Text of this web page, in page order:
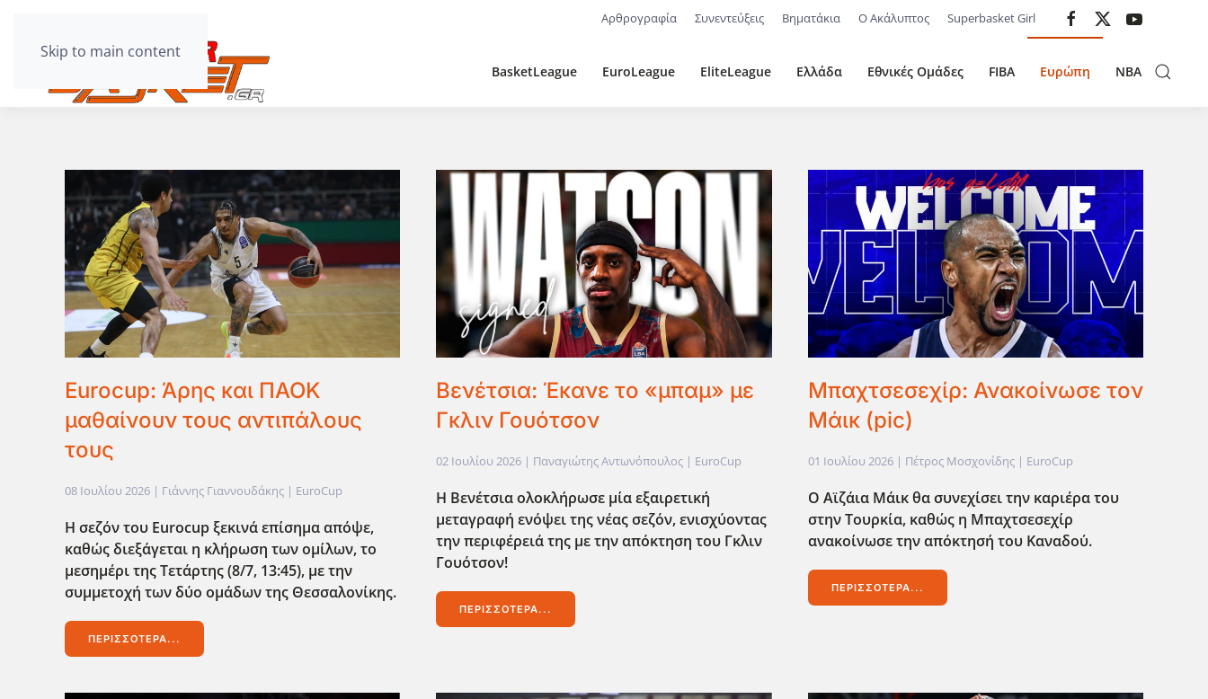
Skip to main content
Αρθρογραφία Συνεντεύξεις Βηματάκια Ο Ακάλυπτος Superbasket Girl
BasketLeague EuroLeague EliteLeague Ελλάδα Εθνικές Ομάδες FIBA Ευρώπη NBA
Eurocup: Άρης και ΠΑΟΚ
μαθαίνουν τους αντιπάλους
τους
08 Ιουλίου 2026 | Γιάννης Γιαννουδάκης | EuroCup
Η σεζόν του Eurocupξεκινά επίσημα απόψε,
καθώς διεξάγεται η κλήρωση των ομίλων, το
μεσημέρι της Τετάρτης (8/7, 13:45), με την
συμμετοχή των δύο ομάδων της Θεσσαλονίκης.
ΠΕΡΙΣΣΌΤΕΡΑ...
Βενέτσια: Έκανε το «μπαμ» με
Γκλιν Γουότσον
02 Ιουλίου 2026 | Παναγιώτης Αντωνόπουλος | EuroCup
Η Βενέτσια ολοκλήρωσε μία εξαιρετική
μεταγραφή ενόψει της νέας σεζόν, ενισχύοντας
την περιφέρειά της με την απόκτηση του Γκλιν
Γουότσον!
ΠΕΡΙΣΣΌΤΕΡΑ...
Μπαχτσεσεχίρ: Ανακοίνωσε τον
Μάικ (pic)
01 Ιουλίου 2026| Πέτρος Μοσχονίδης | EuroCup
Ο Αϊζάια Μάικ θα συνεχίσει την καριέρα του
στην Τουρκία, καθώς η Μπαχτσεσεχίρ
ανακοίνωσε την απόκτησή του Καναδο΄υ.
ΠΕΡΙΣΣΌΤΕΡΑ...